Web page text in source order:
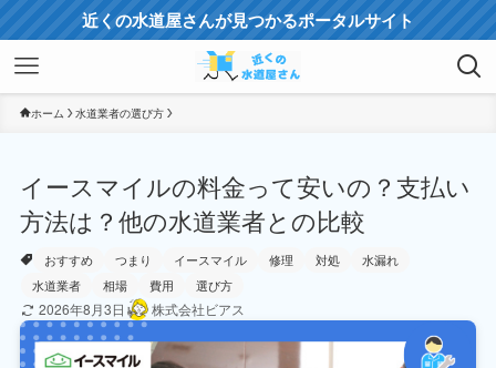
近くの水道屋さんが見つかるポータルサイト
ホーム 水道業者の選び方
イースマイルの料金って安いの？支払い
方法は？他の水道業者との比較
おすすめ つまり イースマイル 修理 対処
水漏れ
水道業者
相場 費用 選び方
2026年8月3日 株式会社ビアス